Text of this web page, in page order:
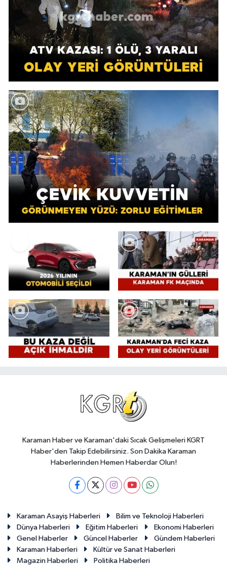
Karaman Haber ve Karaman'daki Sıcak Gelişmeleri KGRT
Haber'den Takip Edebilirsiniz. Son Dakika Karaman
Haberlerinden Hemen Haberdar Olun!
Karaman Asayiş Haberleri
Bilim ve Teknoloji Haberleri
Dünya Haberleri
Eğitim Haberleri
Ekonomi Haberleri
Genel Haberler
Güncel Haberler
Gündem Haberleri
Karaman Haberleri
Kültür ve Sanat Haberleri
Magazin Haberleri
Politika Haberleri